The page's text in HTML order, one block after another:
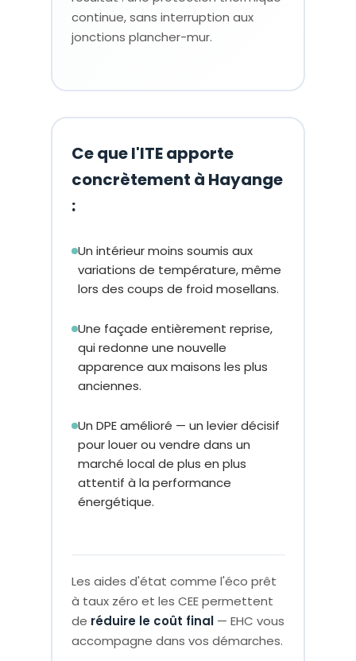
continue, sans interruption aux
jonctions plancher-mur.
Ce que l'ITE apporte
concrètement à Hayange
:
Un intérieur moins soumis aux
variations de température, même
lors des coups de froid mosellans.
Une façade entièrement reprise,
qui redonne une nouvelle
apparence aux maisons les plus
anciennes.
Un DPE amélioré — un levier décisif
pour louer ou vendre dans un
marché local de plus en plus
attentif à la performance
énergétique.
Les aides d'état comme l'éco prêt
à taux zéro et les CEE permettent
de réduire le coût final— EHC vous
accompagne dans vos démarches.